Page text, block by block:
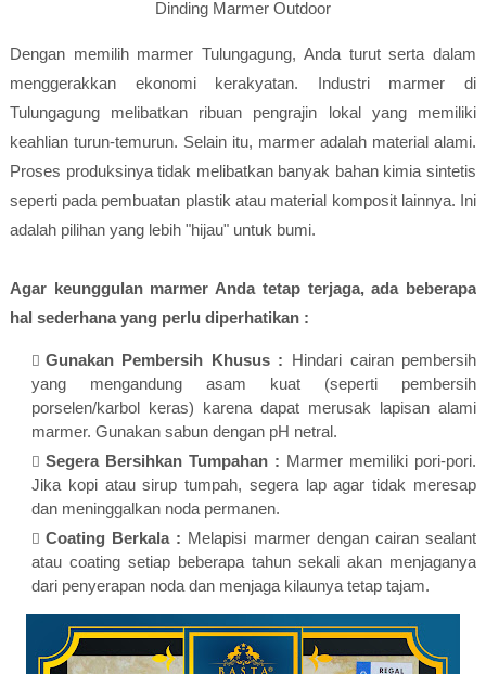
Dinding Marmer Outdoor
Dengan memilih marmer Tulungagung, Anda turut serta dalam
menggerakkan ekonomi kerakyatan. Industri marmer di
Tulungagung melibatkan ribuan pengrajin lokal yang memiliki
keahlian turun-temurun. Selain itu, marmer adalah material alami.
Proses produksinya tidak melibatkan banyak bahan kimia sintetis
seperti pada pembuatan plastik atau material komposit lainnya. Ini
adalah pilihan yang lebih "hijau" untuk bumi.
Agar keunggulan marmer Anda tetap terjaga, ada beberapa
hal sederhana yang perlu diperhatikan :
Gunakan Pembersih Khusus : Hindari cairan pembersih
yang mengandung asam kuat (seperti pembersih
porselen/karbol keras) karena dapat merusak lapisan alami
marmer. Gunakan sabun dengan pH netral.
Segera Bersihkan Tumpahan : Marmer memiliki pori-pori.
Jika kopi atau sirup tumpah, segera lap agar tidak meresap
dan meninggalkan noda permanen.
Coating Berkala : Melapisi marmer dengan cairan sealant
atau coating setiap beberapa tahun sekali akan menjaganya
dari penyerapan noda dan menjaga kilaunya tetap tajam.